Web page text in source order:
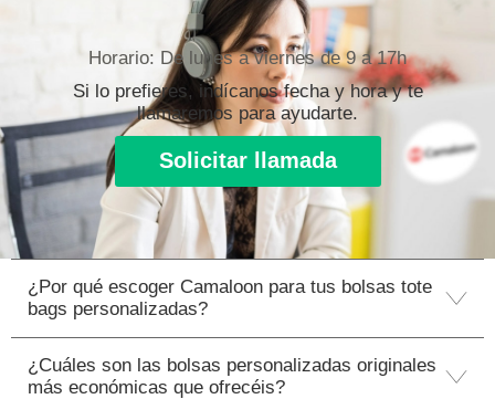
Horario: De lunes a viernes de 9 a 17h
Si lo prefieres, indícanos fecha y hora y te
llamaremos para ayudarte.
Solicitar llamada
¿Por qué escoger Camaloon para tus bolsas tote
bags personalizadas?
¿Cuáles son las bolsas personalizadas originales
más económicas que ofrecéis?